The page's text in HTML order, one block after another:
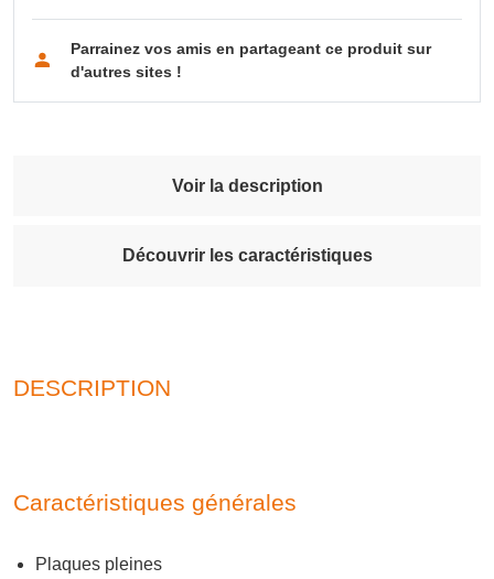
Parrainez vos amis en partageant ce produit sur
d'autres sites !
Voir la description
Découvrir les caractéristiques
DESCRIPTION
Caractéristiques générales
Plaques pleines